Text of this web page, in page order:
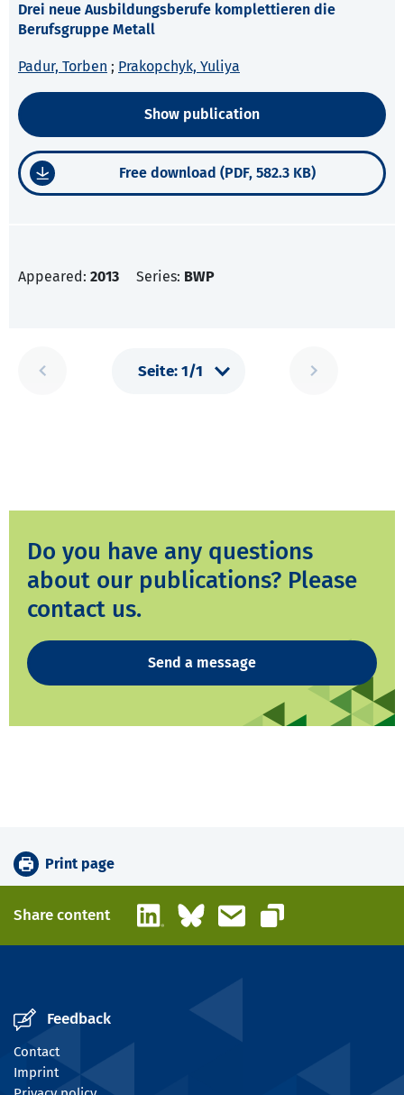
Drei neue Ausbildungsberufe komplettieren die
Berufsgruppe Metall
Padur, Torben ; Prakopchyk, Yuliya
Show publication
Free download (PDF, 582.3 KB)
Appeared: 2013 Series: BWP
Do you have any questions
about our publications? Please
contact us.
Send a message
Print page
Share content LinkedInBlueskyEmail
Copy link
Feedback
Contact
Imprint